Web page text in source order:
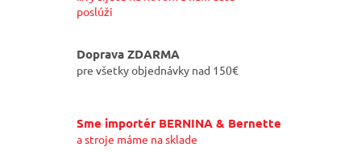
poslúži
Doprava ZDARMA
pre všetky objednávky nad 150€
Sme importér BERNINA & Bernette
a stroje máme na sklade